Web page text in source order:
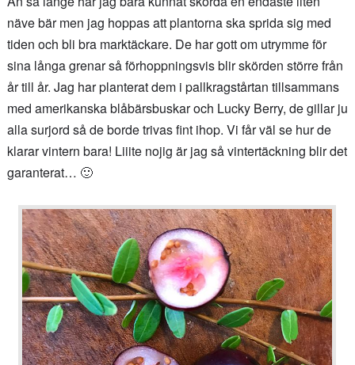
näve bär men jag hoppas att plantorna ska sprida sig med
tiden och bli bra marktäckare. De har gott om utrymme för
sina långa grenar så förhoppningsvis blir skörden större från
år till år. Jag har planterat dem i pallkragstårtan tillsammans
med amerikanska blåbärsbuskar och Lucky Berry, de gillar ju
alla surjord så de borde trivas fint ihop. Vi får väl se hur de
klarar vintern bara! Liiite nojig är jag så vintertäckning blir det
garanterat… 🙂